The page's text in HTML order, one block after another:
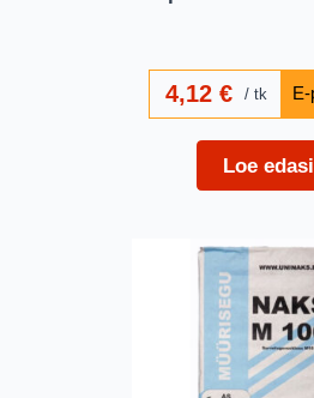
4,12€ tk
Loe edasi